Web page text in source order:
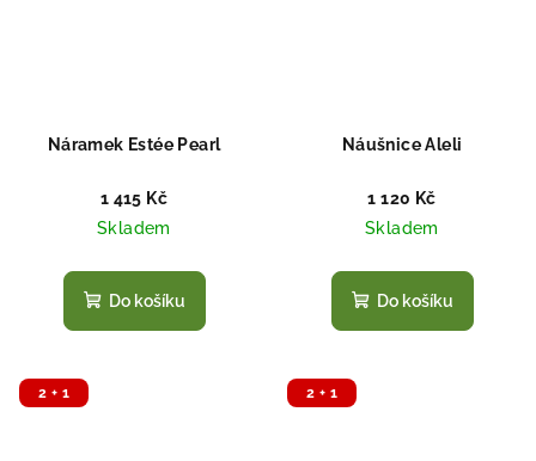
Náramek Estée Pearl
1 415 Kč
Skladem
Do košíku
Náušnice Aleli
1 120 Kč
Skladem
Do košíku
2 + 1 2 + 1